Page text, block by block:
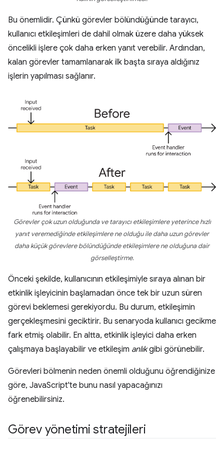
Bu önemlidir. Çünkü görevler bölündüğünde tarayıcı,
kullanıcı etkileşimleri de dahil olmak üzere daha yüksek
öncelikli işlere çok daha erken yanıt verebilir. Ardından,
kalan görevler tamamlanarak ilk başta sıraya aldığınız
işlerin yapılması sağlanır.
Görevler çok uzun olduğunda ve tarayıcı etkileşimlere yeterince hızlı
yanıt veremediğinde etkileşimlere ne olduğu ile daha uzun görevler
daha küçük görevlere bölündüğünde etkileşimlere ne olduğuna dair
görselleştirme.
Önceki şekilde, kullanıcının etkileşimiyle sıraya alınan bir
etkinlik işleyicinin başlamadan önce tek bir uzun süren
görevi beklemesi gerekiyordu. Bu durum, etkileşimin
gerçekleşmesini geciktirir. Bu senaryoda kullanıcı gecikme
fark etmiş olabilir. En altta, etkinlik işleyici daha erken
çalışmaya başlayabilir ve etkileşim anlıkgibi görünebilir.
Görevleri bölmenin neden önemli olduğunu öğrendiğinize
göre, JavaScript'te bunu nasıl yapacağınızı
öğrenebilirsiniz.
Görev yönetimi stratejileri